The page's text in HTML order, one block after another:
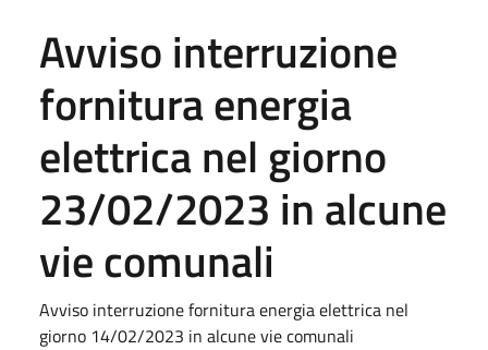
Avviso interruzione
fornitura energia
elettrica nel giorno
23/02/2023 in alcune
vie comunali
Avviso interruzione fornitura energia elettrica nel
giorno 14/02/2023 in alcune vie comunali